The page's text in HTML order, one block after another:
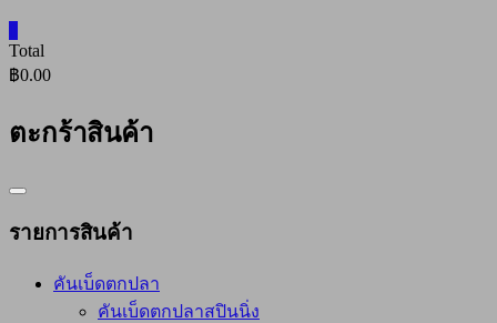
Total
฿0.00
ตะกร้าสินค้า
Catalog
รายการสินค้า
คันเบ็ดตกปลา
คันเบ็ดตกปลาสปินนิ่ง